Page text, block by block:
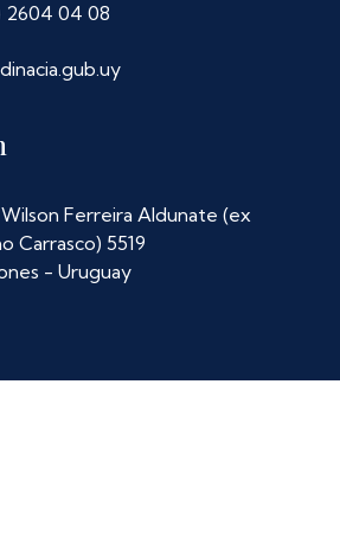
2604 04 08
Ferreira Aldunate (ex
Carrasco) 5519
- Uruguay